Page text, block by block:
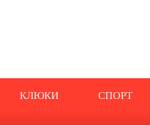
КЛЮКИ СПОРТ